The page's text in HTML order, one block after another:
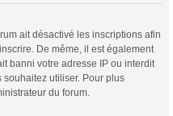
ait désactivé les inscriptions afin
De même, il est également
banni votre adresse IP ou interdit
souhaitez utiliser. Pour plus
du forum.